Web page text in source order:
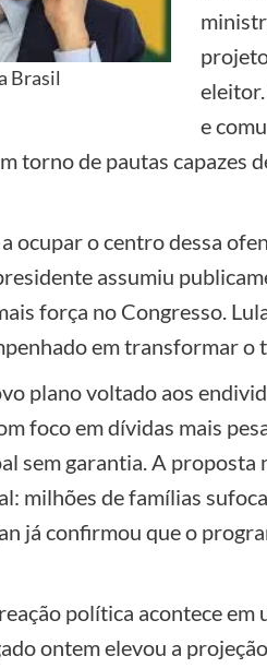
Brasil
e
torno de pautas capazes
ocupar o centro dessa
assumiu
força no Congresso.
em transformar o
plano voltado aos
foco em dívidas mais
sem garantia. A
milhões de famílias
já confirmou que o
política acontece
ontem elevou a